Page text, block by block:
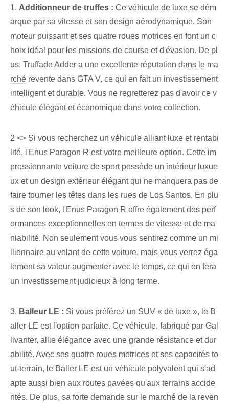
1. Additionneur de truffes : Ce véhicule de luxe se dém
arque par sa vitesse et son design aérodynamique. Son
moteur puissant et ses quatre roues motrices en font un c
hoix idéal pour les missions de course et d'évasion. De pl
us,⁤ Truffade Adder⁤ a une excellente réputation dans le ma
rché revente dans GTA V, ce qui en fait un investissement
intelligent et durable. Vous ne regretterez pas d'avoir ce v
éhicule élégant et économique dans votre collection.
2 <> Si vous recherchez un véhicule alliant luxe et rentabi
lité, l'Enus Paragon R est votre meilleure option. Cette im
pressionnante voiture de sport possède un intérieur luxue
ux et un design extérieur élégant qui ne manquera pas de
faire tourner les têtes dans les rues de Los Santos. ⁢En plu
s de son look, l'Enus Paragon R offre également des perf
ormances exceptionnelles en termes de vitesse et de ma
niabilité. Non seulement vous vous sentirez comme un mi
llionnaire au volant de cette voiture, mais vous verrez éga
lement sa valeur augmenter avec le temps, ce qui en fera
un investissement judicieux à long terme.
3. Balleur LE : Si vous préférez un SUV « de luxe », le B
aller LE est l'option parfaite. Ce véhicule, fabriqué par Gal
livanter, allie élégance avec une grande résistance et dur
abilité. Avec ses quatre roues motrices et ses capacités to
ut-terrain, le Baller LE est un véhicule polyvalent qui s'ad
apte aussi bien aux routes pavées qu'aux terrains accide
ntés. ⁢De plus, sa forte demande sur le marché de la reven